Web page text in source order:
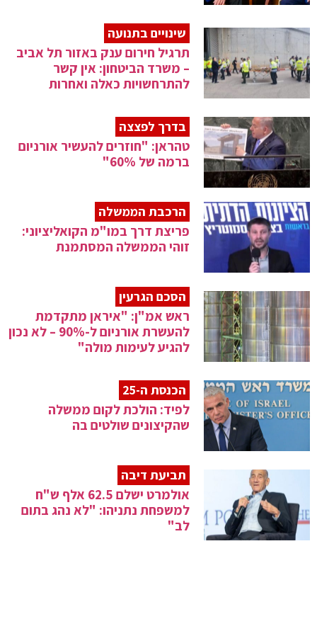
שינויים בתנועה
תרגיל חירום ענק באזור תל אביב
– משרד הביטחון: אין קשר
להתרחשויות כאלה ואחרות
בדרך לפצצה
טהראן: "חוזרים להעשיר אורניום
ברמה של 60%"
הרכבת הממשלה
פריצת דרך במו"מ הקואליציוני:
זוהי הממשלה המסתמנת
הסכם הגרעין
ראש אמ"ן: "איראן מתקדמת
להעשרת אורניום ל-90% – לא נכון
להגיע לעימות מולה"
הכנסת ה-25
לפיד: הולכת לקום ממשלה
שהקיצונים שולטים בה
תביעת דיבה
אולמרט ישלם 62.5 אלף ש"ח
למשפחת נתניהו: "לא נהג בתום
לב"